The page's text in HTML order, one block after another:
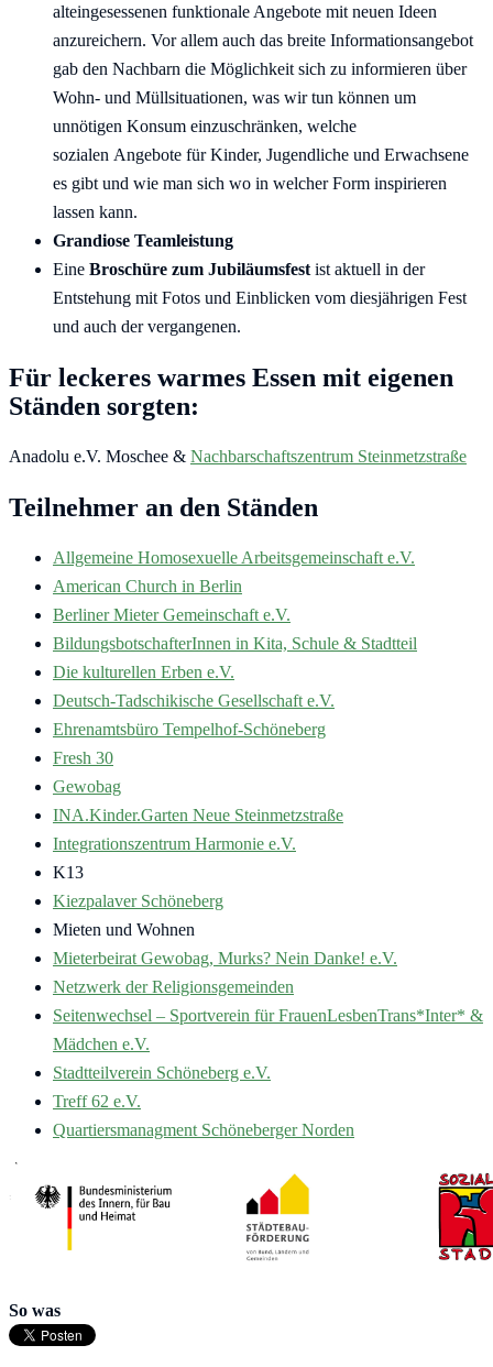
alteingesessenen funktionale Angebote mit neuen Ideen
anzureichern. Vor allem auch das breite Informationsangebot
gab den Nachbarn die Möglichkeit sich zu informieren über
Wohn- und Müllsituationen, was wir tun können um
unnötigen Konsum einzuschränken, welche
sozialen Angebote für Kinder, Jugendliche und Erwachsene
es gibt und wie man sich wo in welcher Form inspirieren
lassen kann.
Grandiose Teamleistung
Eine Broschüre zum Jubiläumsfest ist aktuell in der
Entstehung mit Fotos und Einblicken vom diesjährigen Fest
und auch der vergangenen.
Für leckeres warmes Essen mit eigenen
Ständen sorgten:
Anadolu e.V. Moschee & Nachbarschaftszentrum Steinmetzstraße
Teilnehmer an den Ständen
Allgemeine Homosexuelle Arbeitsgemeinschaft e.V.
American Church in Berlin
Berliner Mieter Gemeinschaft e.V.
BildungsbotschafterInnen in Kita, Schule & Stadtteil
Die kulturellen Erben e.V.
Deutsch-Tadschikische Gesellschaft e.V.
Ehrenamtsbüro Tempelhof-Schöneberg
Fresh 30
Gewobag
INA.Kinder.Garten Neue Steinmetzstraße
Integrationszentrum Harmonie e.V.
K13
Kiezpalaver Schöneberg
Mieten und Wohnen
Mieterbeirat Gewobag, Murks? Nein Danke! e.V.
Netzwerk der Religionsgemeinden
Seitenwechsel – Sportverein für FrauenLesbenTrans*Inter* &
Mädchen e.V.
Stadtteilverein Schöneberg e.V.
Treff 62 e.V.
Quartiersmanagment Schöneberger Norden
So was